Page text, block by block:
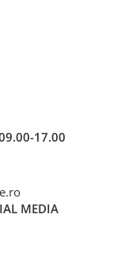
17.00
MEDIA